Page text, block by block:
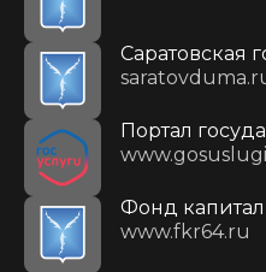
Саратовская
Портал
Фонд
www.fkr64.ru